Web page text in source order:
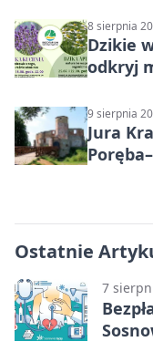
8 sierpnia
Dzikie
odkryj
9 sierpnia
Jura
Ostatnie
7